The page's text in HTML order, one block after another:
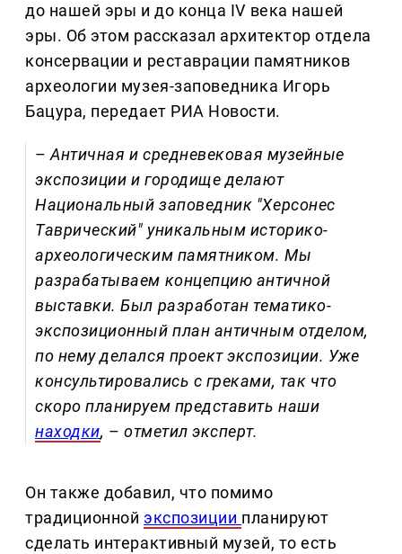
до нашей эры и до конца IV века нашей
эры. Об этом рассказал архитектор отдела
консервации и реставрации памятников
археологии музея-заповедника Игорь
Бацура, передает РИА Новости.
– Античная и средневековая музейные
экспозиции и городище делают
Национальный заповедник "Херсонес
Таврический" уникальным историко-
археологическим памятником. Мы
разрабатываем концепцию античной
выставки. Был разработан тематико-
экспозиционный план античным отделом,
по нему делался проект экспозиции. Уже
консультировались с греками, так что
скоро планируем представить наши
находки, – отметил эксперт.
Он также добавил, что помимо
традиционной экспозиции планируют
сделать интерактивный музей, то есть